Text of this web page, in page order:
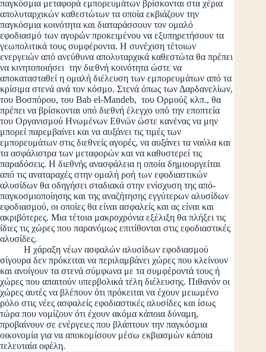
παγκόσμια μεταφορά εμπορευμάτων βρίσκονται στα χέρια
απολυταρχικών καθεστώτων τα οποία εκβιάζουν την
παγκόσμια κοινότητα και διαταράσσουν τον ομαλό
εφοδιασμό των αγορών προκειμένου να εξυπηρετήσουν τα
γεωπολιτικά τους συμφέροντα. Η συνέχιση τέτοιων
ενεργειών από ανεύθυνα απολυταρχικά καθεστώτα θα πρέπει
να κινητοποιήσει την διεθνή κοινότητα ώστε να
αποκατασταθεί η ομαλή διέλευση των εμπορευμάτων από τα
κρίσιμα στενά ανά τον κόσμο. Στενά όπως των Δαρδανελίων,
του Βοσπόρου, του Bab el-Mandeb, του Ορμούζ κλπ., θα
πρέπει να βρίσκονται υπό διεθνή έλεγχο υπό την εποπτεία
του Οργανισμού Ηνωμένων Εθνών ώστε κανένας να μην
μπορεί παρεμβαίνει και να αυξάνει τις τιμές των
εμπορευμάτων στις διεθνείς αγορές, να αυξάνει τα ναύλα και
τα ασφάλιστρα των μεταφορών και να καθυστερεί τις
παραδόσεις. Η διεθνής ανασφάλεια η οποία δημιουργείται
από τις αναταραχές στην ομαλή ροή των εφοδιαστικών
αλυσίδων θα οδηγήσει σταδιακά στην ενίσχυση της από-
παγκοσμιοποίησης και της αναζήτησης εγγύτερων αλυσίδων
εφοδιασμού, οι οποίες θα είναι ασφαλείς και ας είναι και
ακριβότερες. Μια τέτοια μακροχρόνια εξέλιξη θα πλήξει τις
ίδιες τις χώρες που παρανόμως επιτίθονται στις εφοδιαστικές
αλυσίδες.
Η χάραξη νέων ασφαλών αλυσίδων εφοδιασμού
σίγουρα δεν πρόκειται να περιλαμβάνει χώρες που κλείνουν
και ανοίγουν τα στενά σύμφωνα με τα συμφέροντά τους ή
χώρες που απαιτούν υπερβολικά τέλη διέλευσης. Πιθανόν οι
χώρες αυτές να βλέπουν ότι πρόκειται να έχουν μειωμένο
ρόλο στις νέες ασφαλείς εφοδιαστικές αλυσίδες και ίσως
τώρα που νομίζουν ότι έχουν ακόμα κάποια δύναμη,
προβαίνουν σε ενέργειες που βλάπτουν την παγκόσμια
οικονομία για να αποκομίσουν μέσω εκβιασμών κάποια
τελευταία οφέλη.